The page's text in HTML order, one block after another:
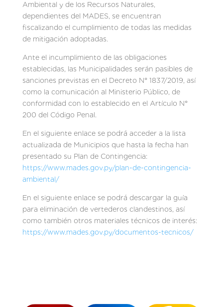
Ambiental y de los Recursos Naturales,
dependientes del MADES, se encuentran
fiscalizando el cumplimiento de todas las medidas
de mitigación adoptadas.
Ante el incumplimiento de las obligaciones
establecidas, las Municipalidades serán pasibles de
sanciones previstas en el Decreto N° 1837/2019, así
como la comunicación al Ministerio Público, de
conformidad con lo establecido en el Artículo N°
200 del Código Penal.
En el siguiente enlace se podrá acceder a la lista
actualizada de Municipios que hasta la fecha han
presentado su Plan de Contingencia:
https://www.mades.gov.py/plan-de-contingencia-
ambiental/
En el siguiente enlace se podrá descargar la guía
para eliminación de vertederos clandestinos, así
como también otros materiales técnicos de interés:
https://www.mades.gov.py/documentos-tecnicos/